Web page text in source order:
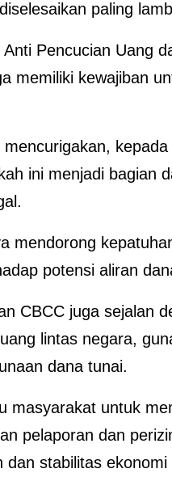
paling
Pencucian Uang
memiliki kewajiban
ini menjadi bagian
mendorong
potensi aliran
CBCC juga sejalan
lintas negara,
dana tunai.
masyarakat untuk
pelaporan dan
stabilitas ekonomi